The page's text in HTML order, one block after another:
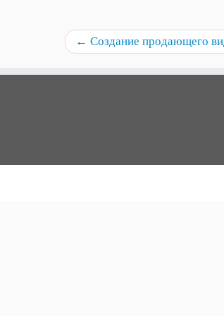
← Создание продающего